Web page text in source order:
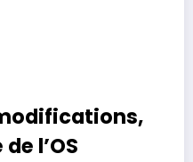
l’OS